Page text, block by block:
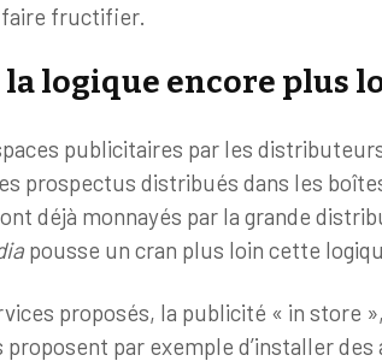
fructifier.
la logique encore plus
publicitaires par les
prospectus distribués dans les
déjà monnayés par la grande
pousse un cran plus loin cette
proposés, la publicité « in store
par exemple d’installer des